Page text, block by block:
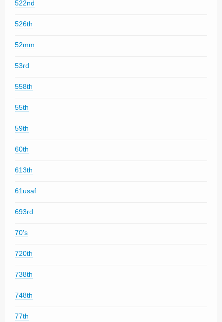
522nd
526th
52mm
53rd
558th
55th
59th
60th
613th
61usaf
693rd
70's
720th
738th
748th
77th